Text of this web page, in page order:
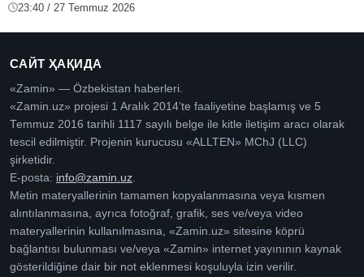
23:40 / 27 Temmuz 2026
САЙТ ҲАҚИДА
«Zamin» — Özbekistan haberleri.
«Zamin.uz» projesi 1 Aralık 2014’te faaliyetine başlamış ve 5
Temmuz 2016 tarihli 1117 sayılı belge ile kitle iletişim aracı olarak
tescil edilmiştir. Projenin kurucusu «ALLTEN» MChJ (LLC)
şirketidir.
E-posta: info@zamin.uz
Metin materyallerinin tamamen kopyalanmasına veya kısmen
alıntılanmasına, ayrıca fotoğraf, grafik, ses ve/veya video
materyallerinin kullanılmasına, «Zamin.uz» sitesine köprü
bağlantısı bulunması ve/veya «Zamin» internet yayınının kaynak
gösterildiğine dair bir not eklenmesi koşuluyla izin verilir.